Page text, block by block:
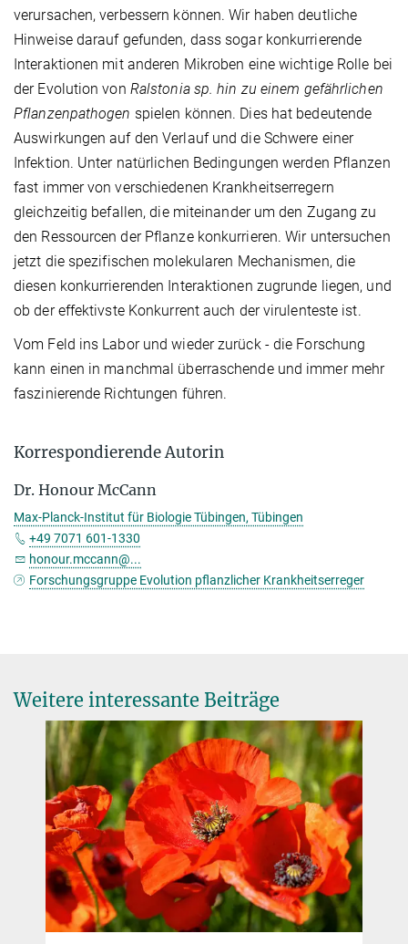
verursachen, verbessern können. Wir haben deutliche
Hinweise darauf gefunden, dass sogar konkurrierende
Interaktionen mit anderen Mikroben eine wichtige Rolle bei
der Evolution von Ralstonia sp. hin zu einem gefährlichen
Pflanzenpathogen spielen können. Dies hat bedeutende
Auswirkungen auf den Verlauf und die Schwere einer
Infektion. Unter natürlichen Bedingungen werden Pflanzen
fast immer von verschiedenen Krankheitserregern
gleichzeitig befallen, die miteinander um den Zugang zu
den Ressourcen der Pflanze konkurrieren. Wir untersuchen
jetzt die spezifischen molekularen Mechanismen, die
diesen konkurrierenden Interaktionen zugrunde liegen, und
ob der effektivste Konkurrent auch der virulenteste ist.
Vom Feld ins Labor und wieder zurück - die Forschung
kann einen in manchmal überraschende und immer mehr
faszinierende Richtungen führen.
Korrespondierende Autorin
Dr. Honour McCann
Max-Planck-Institut für Biologie Tübingen, Tübingen
+49 7071 601-1330
honour.mccann@...
Forschungsgruppe Evolution pflanzlicher Krankheitserreger
Weitere interessante Beiträge